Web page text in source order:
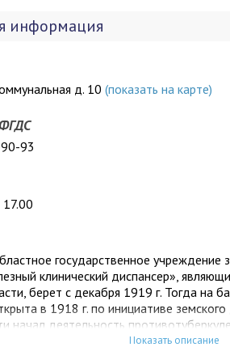
информация
д. 10 (показать на карте)
93
государственное учреждение
клинический диспансер»,
берет с декабря 1919 г. Тогда на
в 1918 г. по инициативе
начал деятельность
Смоленской области
Показать описание